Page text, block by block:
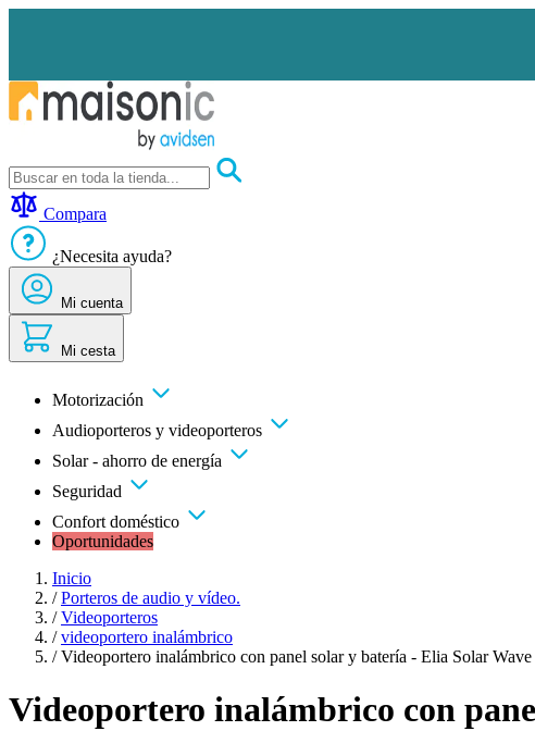
Motorización
y
Solar
ahorro
de
Seguridad
doméstico
Compara
¿Necesita ayuda?
Mi cuenta
Mi cesta
Motorización
Audioporteros y videoporteros
Solar - ahorro de energía
Seguridad
Confort doméstico
Oportunidades
Inicio
/ Porteros de audio y vídeo.
/ Videoporteros
/ videoportero inalámbrico
/ Videoportero inalámbrico con panel solar y batería - Elia Solar
Videoportero inalámbrico con